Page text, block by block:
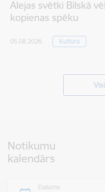
Alejas svētki Bilskā
kopienas spēku
05.08.2026. Kultūra
Notikumu
kalendārs
Datums